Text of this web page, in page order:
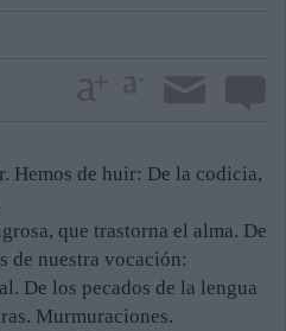
Hemos de huir: De la codicia,
que trastorna el alma. De
de nuestra vocación:
De los pecados de la lengua
Murmuraciones.